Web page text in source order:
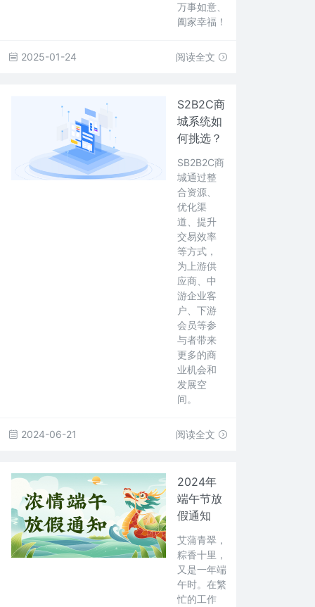
万事如意、
阖家幸福！
2025-01-24 阅读全文
S2B2C商
城系统如
何挑选？
SB2B2C商
城通过整
合资源、
优化渠
道、提升
交易效率
等方式，
为上游供
应商、中
游企业客
户、下游
会员等参
与者带来
更多的商
业机会和
发展空
间。
2024-06-21 阅读全文
2024年
端午节放
假通知
艾蒲青翠，
粽香十里，
又是一年端
午时。在繁
忙的工作